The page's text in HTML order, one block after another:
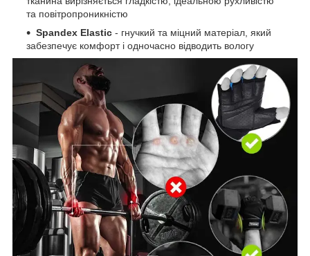
та повітропроникністю
Spandex Elastic - гнучкий та міцний матеріал, який
забезпечує комфорт і одночасно відводить вологу